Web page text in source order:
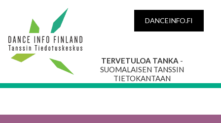
DANCEINFO.FI
TERVETULOA TANKA -
SUOMALAISEN TANSSIN
TIETOKANTAAN